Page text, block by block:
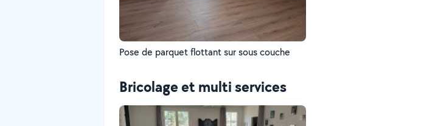
Pose de parquet flottant sur sous couche
Bricolage et multi services